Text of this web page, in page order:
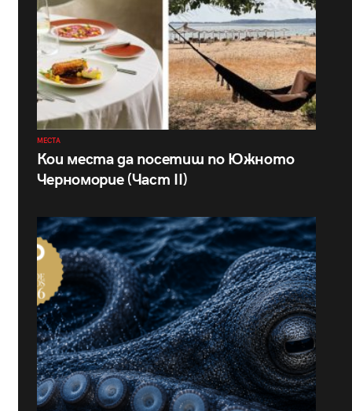
МЕСТА
Кои места да посетиш по Южното
Черноморие (Част II)